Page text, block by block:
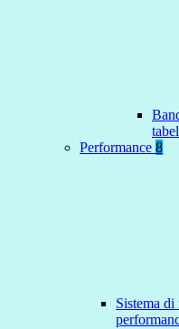
Performance 8
Sistema